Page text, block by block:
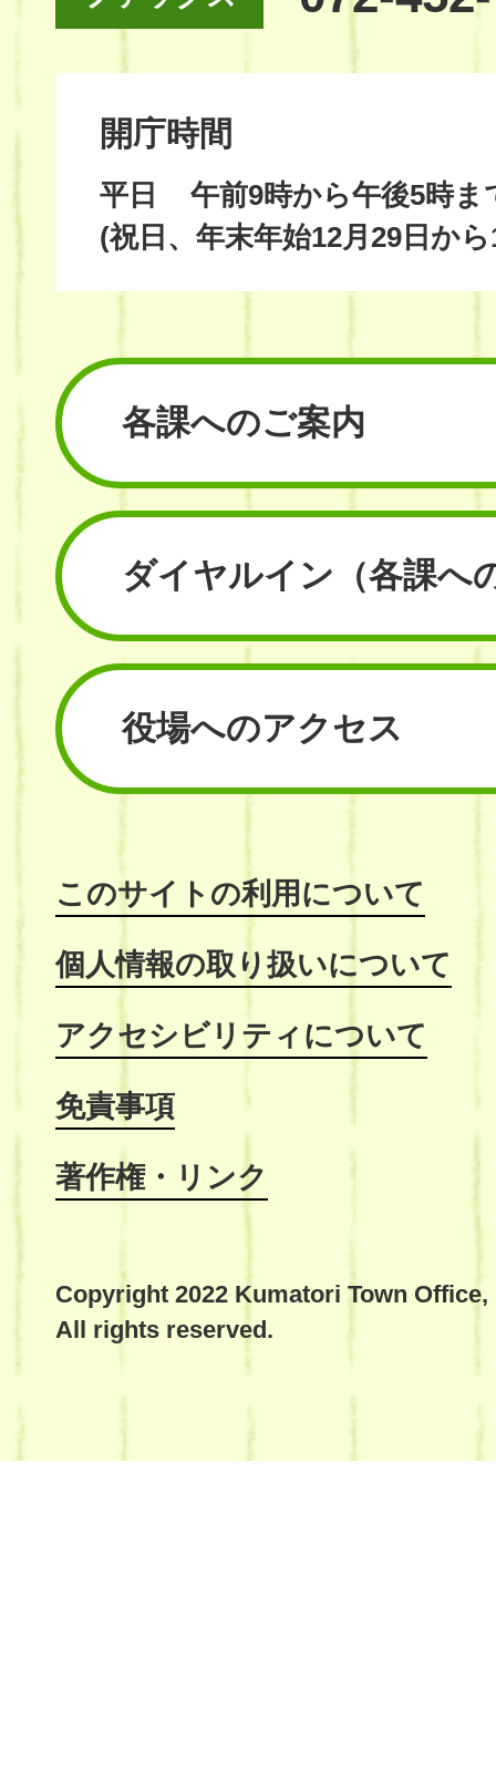
開庁時間
平日
午前9時から午後5時ま
(祝日、年末年始12月29日か
各課へのご案内
ダイヤルイン （各課へ
役場へのアクセス
このサイトの利用について
個人情報の取り扱いについて
アクセシビリティについて
免責事項
著作権・リンク
Copyright 2022 Kumatori Town Office,
All rights reserved.